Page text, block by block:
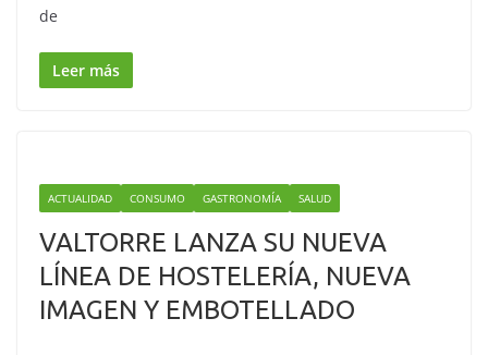
de
Leer más
ACTUALIDAD CONSUMO GASTRONOMÍA SALUD
VALTORRE LANZA SU NUEVA
LÍNEA DE HOSTELERÍA, NUEVA
IMAGEN Y EMBOTELLADO